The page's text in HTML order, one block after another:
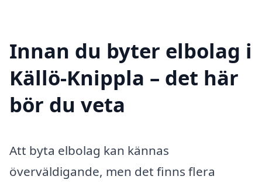
Innan du byter elbolag i
Källö-Knippla – det här
bör du veta
Att byta elbolag kan kännas
överväldigande, men det finns flera